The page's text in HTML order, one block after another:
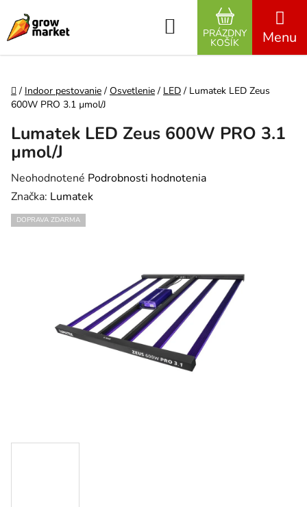
Hľadať
NÁKUPNÝ
PRÁZDNY
KOŠÍK
Domov
/ Indoor pestovanie / Osvetlenie / LED / Lumatek LED Zeus
600W PRO 3.1 µmol/J
Lumatek LED Zeus 600W PRO 3.1
µmol/J
Priemerné hodnotenie produktu je 0,0 z 5 hviezdičiek.
Neohodnotené Podrobnosti hodnotenia
Značka: Lumatek
DOPRAVA ZDARMA